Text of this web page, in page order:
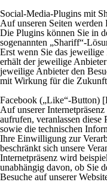
Social-Media-Plugins mit
Auf unseren Seiten
Die Plugins können Sie in
sogenannten „Shariff“-
Erst wenn Sie das
erhält der jeweilige
jeweilige Anbieter den
mit Wirkung für die
Facebook („Like“-Button)
Auf unserer
aufrufen, veranlassen
sowie die technischen
Ihre Einwilligung zur
beschränkt sich unsere
Internetpräsenz wird
unabhängig davon, ob Sie
Besuche auf unserer